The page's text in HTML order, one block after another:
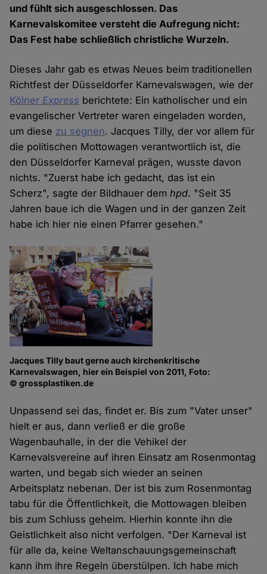
und fühlt sich ausgeschlossen. Das
Karnevalskomitee versteht die Aufregung nicht:
Das Fest habe schließlich christliche Wurzeln.
Dieses Jahr gab es etwas Neues beim traditionellen
Richtfest der Düsseldorfer Karnevalswagen, wie der
Kölner Express berichtete: Ein katholischer und ein
evangelischer Vertreter waren eingeladen worden,
um diese zu segnen. Jacques Tilly, der vor allem für
die politischen Mottowagen verantwortlich ist, die
den Düsseldorfer Karneval prägen, wusste davon
nichts. "Zuerst habe ich gedacht, das ist ein
Scherz", sagte der Bildhauer demhpd. "Seit 35
Jahren baue ich die Wagen und in der ganzen Zeit
habe ich hier nie einen Pfarrer gesehen."
Jacques Tilly baut gerne auch kirchenkritische
Karnevalswagen, hier ein Beispiel von 2011, Foto:
© grossplastiken.de
Unpassend sei das, findet er. Bis zum "Vater unser"
hielt er aus, dann verließ er die große
Wagenbauhalle, in der die Vehikel der
Karnevalsvereine auf ihren Einsatz am Rosenmontag
warten, und begab sich wieder an seinen
Arbeitsplatz nebenan. Der ist bis zum Rosenmontag
tabu für die Öffentlichkeit, die Mottowagen bleiben
bis zum Schluss geheim. Hierhin konnte ihn die
Geistlichkeit also nicht verfolgen. "Der Karneval ist
für alle da, keine Weltanschauungsgemeinschaft
kann ihm ihre Regeln überstülpen. Ich habe mich